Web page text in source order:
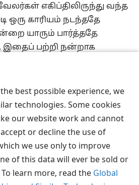
best possible experience, we
technologies. Some cookies
our website work and cannot
or decline the use of
we use only to improve
of this data will ever be sold or
learn more, read the Global
எகிப்திலிருந்து வந்த
ஒரு காரியம் நடந்ததே
யாரும் பார்த்ததே
பற்றி நன்றாக
சொல்லுங்கள்”
பகிரவும்
விருப்பங்கள்
Bible and Tract Society of Pennsylvania